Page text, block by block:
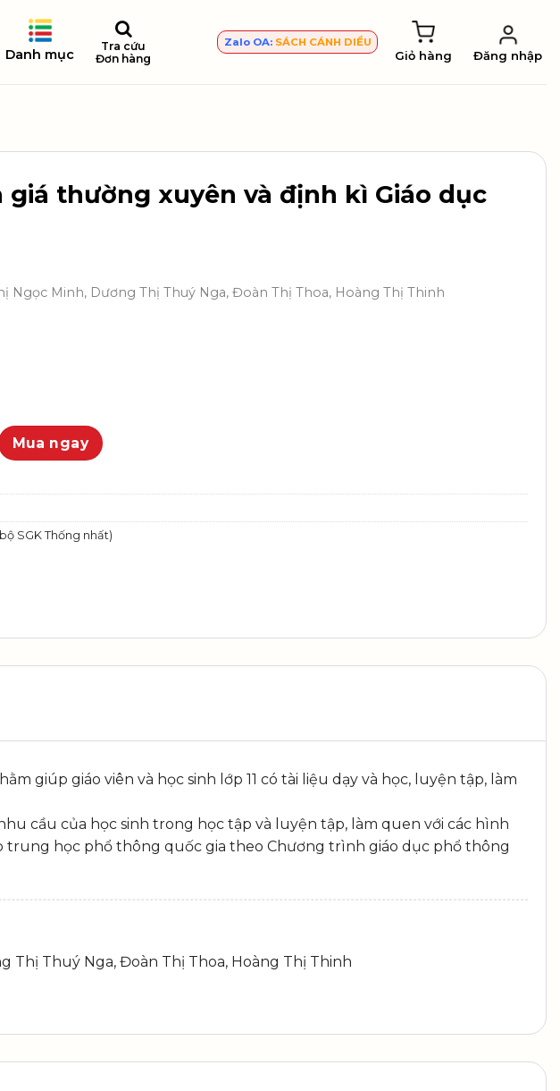
Danh mục
Tra cứu
Đơn hàng
Zalo OA: SÁCH CÁNH DIỀU
Giỏ hàng Đăng nhập
thường xuyên và định kì Giáo dục
Ngọc Minh, Dương Thị Thuý Nga, Đoàn Thị Thoa, Hoàng Thị Thinh
định kì Giáo dục kinh tế và pháp luật 11 số lượng
Mua ngay
SGK Thống nhất)
giúp giáo viên và học sinh lớp 11 có tài liệu dạy và học, luyện tập, làm
cầu của học sinh trong học tập và luyện tập, làm quen với các hình
học phổ thông quốc gia theo Chương trình giáo dục phổ thông
Thị Thuý Nga, Đoàn Thị Thoa, Hoàng Thị Thinh